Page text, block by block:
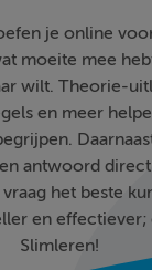
je online
moeite mee
wilt. Theorie-
en meer
antwoord
het beste
en effectiever;
Slimleren!